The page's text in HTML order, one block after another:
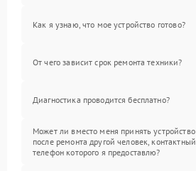
Как я узнаю, что мое устройство готово?
От чего зависит срок ремонта техники?
Диагностика проводится бесплатно?
Может ли вместо меня принять устройство
после ремонта другой человек, контактный
телефон которого я предоставлю?